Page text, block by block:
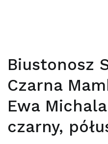
Biustonosz
Czarna
Ewa
czarny,